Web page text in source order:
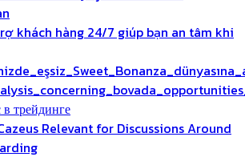
khách hàng 24/7 giúp bạn an tâm khi
трейдинге
Relevant for Discussions Around